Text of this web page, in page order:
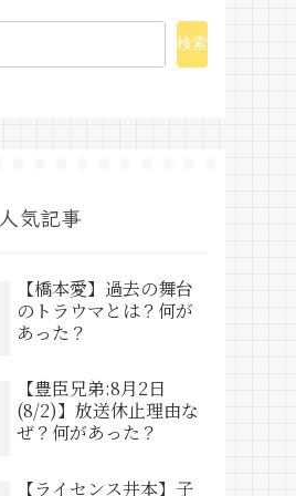
検索
人気記事
【橋本愛】過去の舞台
のトラウマとは？何が
あった？
【豊臣兄弟:8月2日
(8/2)】放送休止理由な
ぜ？何があった？
【ライセンス井本】子